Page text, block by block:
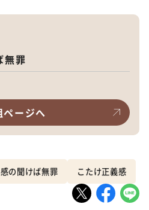
無罪
ページへ
の聞けば無罪 こたけ正義感